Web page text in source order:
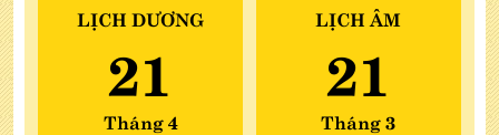
LỊCH DƯƠNG
21
Tháng 4
LỊCH ÂM
21
Tháng 3